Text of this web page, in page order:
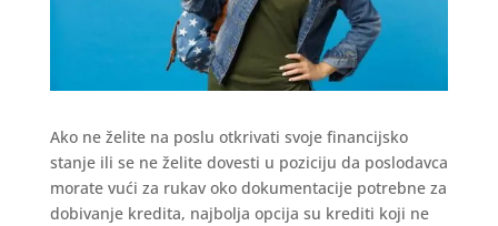
Ako ne želite na poslu otkrivati svoje financijsko
stanje ili se ne želite dovesti u poziciju da poslodavca
morate vući za rukav oko dokumentacije potrebne za
dobivanje kredita, najbolja opcija su krediti koji ne